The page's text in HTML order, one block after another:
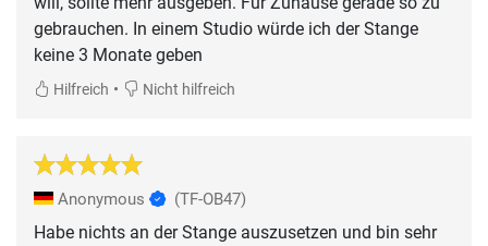
gebrauchen. In einem Studio würde ich der Stange
keine 3 Monate geben
Hilfreich • Nicht hilfreich
Anonymous (TF-OB47)
Habe nichts an der Stange auszusetzen und bin sehr